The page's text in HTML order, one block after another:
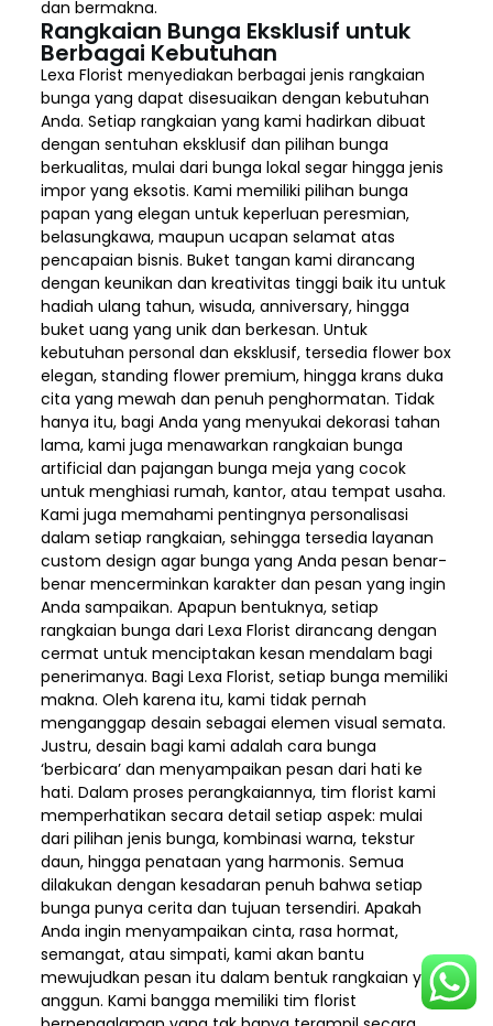
dan bermakna.
Rangkaian Bunga Eksklusif untuk
Berbagai Kebutuhan
Lexa Florist menyediakan berbagai jenis rangkaian
bunga yang dapat disesuaikan dengan kebutuhan
Anda. Setiap rangkaian yang kami hadirkan dibuat
dengan sentuhan eksklusif dan pilihan bunga
berkualitas, mulai dari bunga lokal segar hingga jenis
impor yang eksotis. Kami memiliki pilihan bunga
papan yang elegan untuk keperluan peresmian,
belasungkawa, maupun ucapan selamat atas
pencapaian bisnis. Buket tangan kami dirancang
dengan keunikan dan kreativitas tinggi baik itu untuk
hadiah ulang tahun, wisuda, anniversary, hingga
buket uang yang unik dan berkesan. Untuk
kebutuhan personal dan eksklusif, tersedia flower box
elegan, standing flower premium, hingga krans duka
cita yang mewah dan penuh penghormatan. Tidak
hanya itu, bagi Anda yang menyukai dekorasi tahan
lama, kami juga menawarkan rangkaian bunga
artificial dan pajangan bunga meja yang cocok
untuk menghiasi rumah, kantor, atau tempat usaha.
Kami juga memahami pentingnya personalisasi
dalam setiap rangkaian, sehingga tersedia layanan
custom design agar bunga yang Anda pesan benar-
benar mencerminkan karakter dan pesan yang ingin
Anda sampaikan. Apapun bentuknya, setiap
rangkaian bunga dari Lexa Florist dirancang dengan
cermat untuk menciptakan kesan mendalam bagi
penerimanya. Bagi Lexa Florist, setiap bunga memiliki
makna. Oleh karena itu, kami tidak pernah
menganggap desain sebagai elemen visual semata.
Justru, desain bagi kami adalah cara bunga
‘berbicara’ dan menyampaikan pesan dari hati ke
hati. Dalam proses perangkaiannya, tim florist kami
memperhatikan secara detail setiap aspek: mulai
dari pilihan jenis bunga, kombinasi warna, tekstur
daun, hingga penataan yang harmonis. Semua
dilakukan dengan kesadaran penuh bahwa setiap
bunga punya cerita dan tujuan tersendiri. Apakah
Anda ingin menyampaikan cinta, rasa hormat,
semangat, atau simpati, kami akan bantu
mewujudkan pesan itu dalam bentuk rangkaian yang
anggun. Kami bangga memiliki tim florist